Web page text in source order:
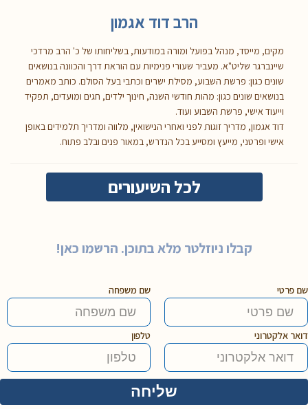
הרב דוד אגמון
מקים, מייסד, מנהל בפועל ומורה במודעות, בשליחותו של כ' הרב מרדכי
שיינברגר שליט"א. מעביר שעורי פנימיות עם הוראת דרך והכוונה בנושאים
שונים כגון: פרשת השבוע, מסילת ישרים וכתבי בעל הסולם. כותב מאמרים
בנושאים שונים כגון: מהות חודשי השנה, חינוך ילדים, חגים ומועדים, תפקיד
וייעוד אישי, פרשת השבוע ועוד.
דוד אגמון, מדריך זוגות לפני ואחרי הנישואין, מלווה ומדריך תלמידים באופן
אישי ופרטני, מייעץ ומסייע בכל הנדרש, במאור פנים ובלב פתוח.
לכל השיעורים
קבלו ניוזלטר מלא בתוכן. הרשמו כאן!
שם פרטי שם משפחה
דואר אלקטרוני טלפון